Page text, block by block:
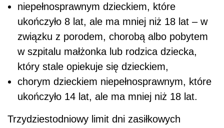
niepełnosprawnym dzieckiem, które
ukończyło 8 lat, ale ma mniej niż 18 lat – w
związku z porodem, chorobą albo pobytem
w szpitalu małżonka lub rodzica dziecka,
który stale opiekuje się dzieckiem,
chorym dzieckiem niepełnosprawnym, które
ukończyło 14 lat, ale ma mniej niż 18 lat.
Trzydziestodniowy limit dni zasiłkowych